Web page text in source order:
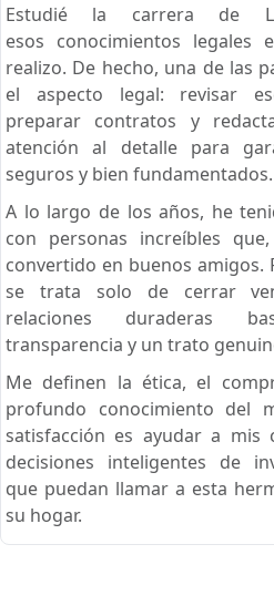
Estudié la carrera de
esos conocimientos legales
realizo. De hecho, una de las
el aspecto legal: revisar
preparar contratos y
atención al detalle para
seguros y bien fundamentados.
A lo largo de los años, he
con personas increíbles
convertido en buenos amigos.
se trata solo de cerrar
relaciones duraderas
transparencia y un trato
Me definen la ética, el
profundo conocimiento del
satisfacción es ayudar a
decisiones inteligentes de
que puedan llamar a esta
su hogar.